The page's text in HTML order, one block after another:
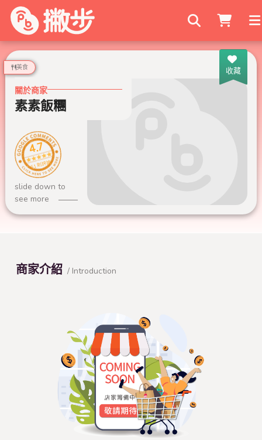
搜尋商家
收藏
美食
關於商家
素素飯糰
4.7
61 則評論
slide down to
see more
商家介紹 / Introduction